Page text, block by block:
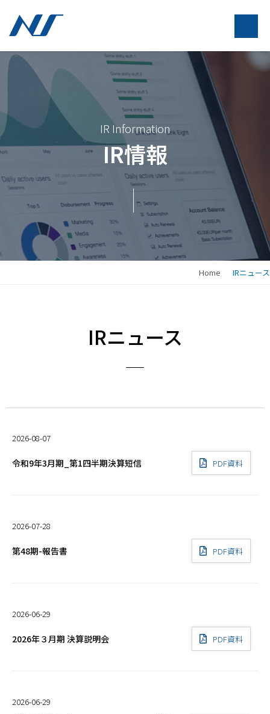
IR Information
IR情報
Home IRニュース
IRニュース
2026-08-07
令和9年3月期_第1四半期決算短信 PDF資料
2026-07-28
第48期-報告書 PDF資料
2026-06-29
2026年３月期 決算説明会 PDF資料
2026-06-29